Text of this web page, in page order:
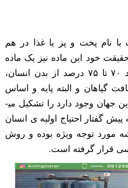
با نام پخت و پز یا غذا در هم
خود این ماده نیز یک ماده
غذایی هست که، حدود ۷۰ تا ۷۵ درصد از بدن انسان،
گیاهان و البته پایه و اساس
موجودیت هر آنچه در این جهان وجود دارد را تشکیل می­
گفتار احتیاج اولیه ی انسان
مورد توجه ویژه بوده و روش
قرار گرفته است.